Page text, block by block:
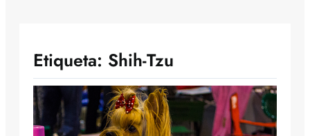
Etiqueta: Shih-Tzu